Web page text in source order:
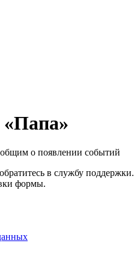
о появлении событий
в службу поддержки.
формы.